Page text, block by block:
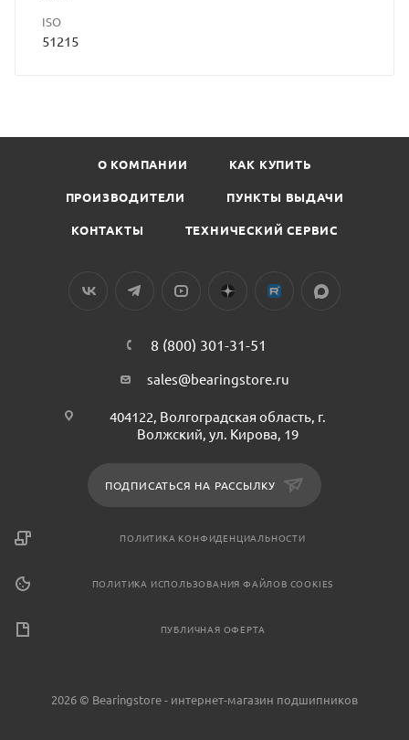
ISO
51215
О КОМПАНИИ КАК КУПИТЬ
ПРОИЗВОДИТЕЛИ ПУНКТЫ ВЫДАЧИ
КОНТАКТЫ ТЕХНИЧЕСКИЙ СЕРВИС
8 (800) 301-31-51
sales@bearingstore.ru
404122, Волгоградская область, г.
Волжский, ул. Кирова, 19
ПОДПИСАТЬСЯ НА РАССЫЛКУ
ПОЛИТИКА КОНФИДЕНЦИАЛЬНОСТИ
ПОЛИТИКА ИСПОЛЬЗОВАНИЯ ФАЙЛОВ COOKIES
ПУБЛИЧНАЯ ОФЕРТА
2026 © Bearingstore - интернет-магазин подшипников